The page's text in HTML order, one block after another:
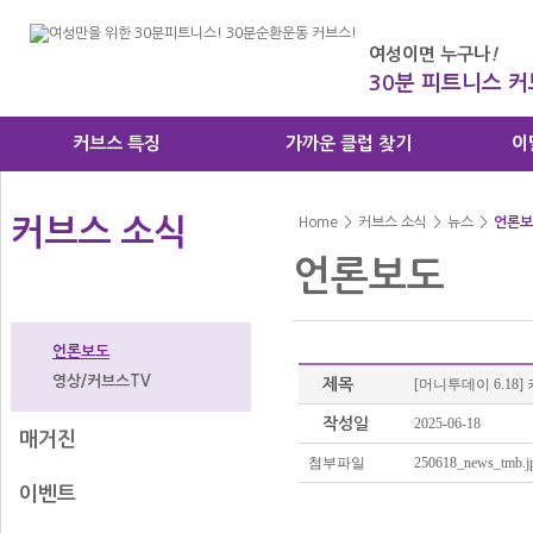
여성이면 누구나!
30분 피트니스 커
커브스 특징 가까운 클럽 찾기 이
커브스 소식
언론보도
영상/커브스TV
매거진
이벤트
Home > 커브스 소식 > 뉴스 > 언론
언론보도
제목 [머니투데이 6.18]
작성일 2025-06-18
첨부파일